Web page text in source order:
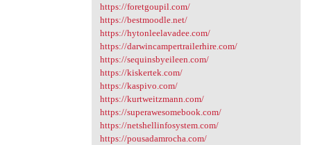
https://foretgoupil.com/
https://bestmoodle.net/
https://hytonleelavadee.com/
https://darwincampertrailerhire.com/
https://sequinsbyeileen.com/
https://kiskertek.com/
https://kaspivo.com/
https://kurtweitzmann.com/
https://superawesomebook.com/
https://netshellinfosystem.com/
https://pousadamrocha.com/